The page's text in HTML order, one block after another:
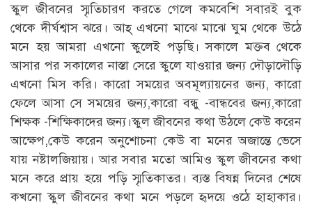
স্কুল জীবনের স্মৃতিচারণ করতে গেলে কমবেশি সবারই বুক
থেকে দীর্ঘশ্বাস ঝরে। আহ্ এখনো মাঝে মাঝে ঘুম থেকে উঠে
মনে হয় আমরা এখনো স্কুলেই পড়ছি। সকালে মক্তব থেকে
আসার পর সকালের নাস্তা সেরে স্কুলে যাওয়ার জন্য দৌড়াদৌড়ি
এখনো মিস করি। কারো সময়ের অবমূল্যায়নের জন্য, কারো
ফেলে আসা সে সময়ের জন্য,কারো বন্ধু -বান্ধবের জন্য,কারো
শিক্ষক -শিক্ষিকাদের জন্য।স্কুল জীবনের কথা উঠলে কেউ করেন
আক্ষেপ,কেউ করেন অনুশোচনা কেউ বা মনের অজান্তে ভেসে
যায় নষ্টালজিয়ায়। আর সবার মতো আমিও স্কুল জীবনের কথা
মনে করে প্রায় হয়ে পড়ি স্মৃতিকাতর। ব্যস্ত বিষন্ন দিনের শেষে
কখনো স্কুল জীবনের কথা মনে পড়লে হৃদয়ে ওঠে হাহাকার।